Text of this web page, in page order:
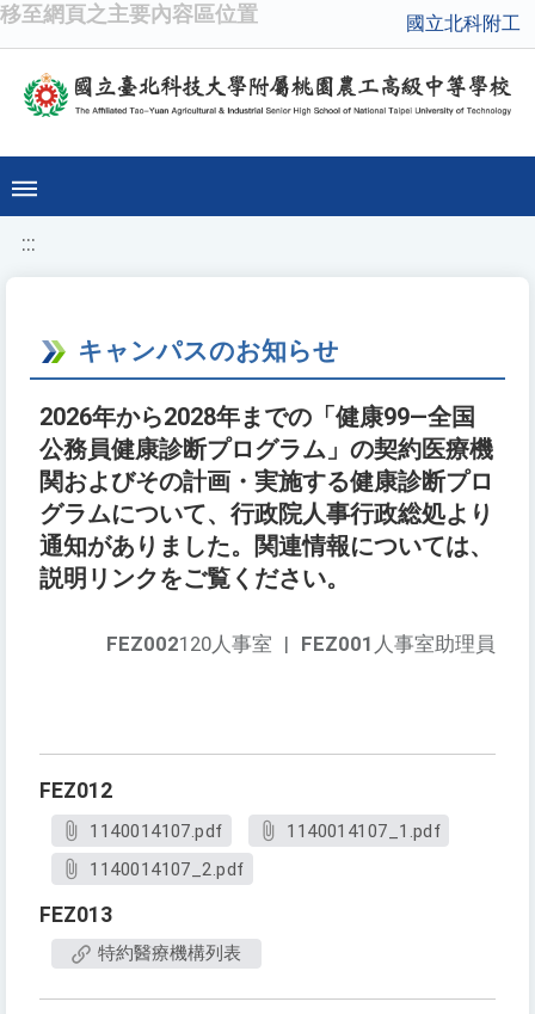
移至網頁之主要內容區位置 國立北科附工
:::
キャンパスのお知らせ
2026年から2028年までの「健康99—全国
公務員健康診断プログラム」の契約医療機
関およびその計画・実施する健康診断プロ
グラムについて、行政院人事行政総処より
通知がありました。関連情報については、
説明リンクをご覧ください。
FEZ001 人事室助理員
FEZ002120人事室 |
FEZ012
1140014107.pdf
1140014107_1.pdf
1140014107_2.pdf
FEZ013
特約醫療機構列表